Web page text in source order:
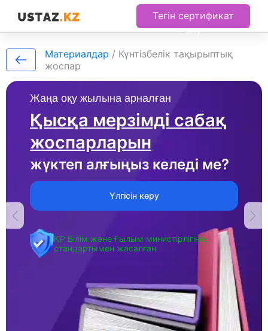
Тегін сертификат
алу
Жаңа оқу жылына арналған
Қысқа мерзімді сабақ
жоспарларын
жүктеп алғыңыз келеді ме?
Үлгісін көру
ҚР Білім және Ғылым министірлігінің
стандартымен жасалған
Материалдар / Күнтізбелік тақырыптық
жоспар